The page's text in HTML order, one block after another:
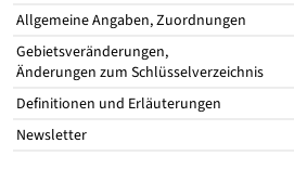
Allgemeine Angaben, Zuordnungen
Gebietsveränderungen,
Änderungen zum Schlüsselverzeichnis
Definitionen und Erläuterungen
Newsletter